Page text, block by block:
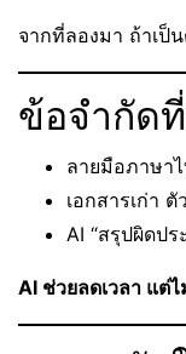
จากที่ลองมา ถ้าเป็
ข้อจำกัด
ลายมือภาษา
เอกสารเก่า
AI “สรุปผิดปร
AI ช่วยลดเวลา แต่